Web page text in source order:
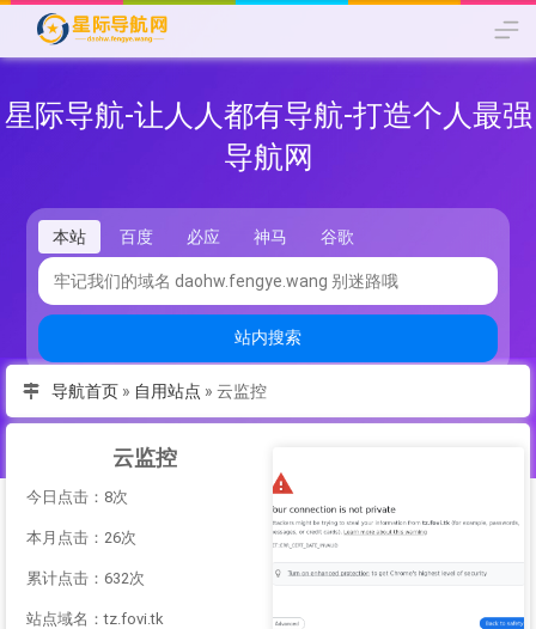
星际导航-让人人都有导航-打造个人最强
导航网
本站 百度 必应 神马 谷歌
站内搜索
导航首页 » 自用站点 » 云监控
云监控
今日点击：8次
本月点击：26次
累计点击：632次
站点域名：tz.fovi.tk